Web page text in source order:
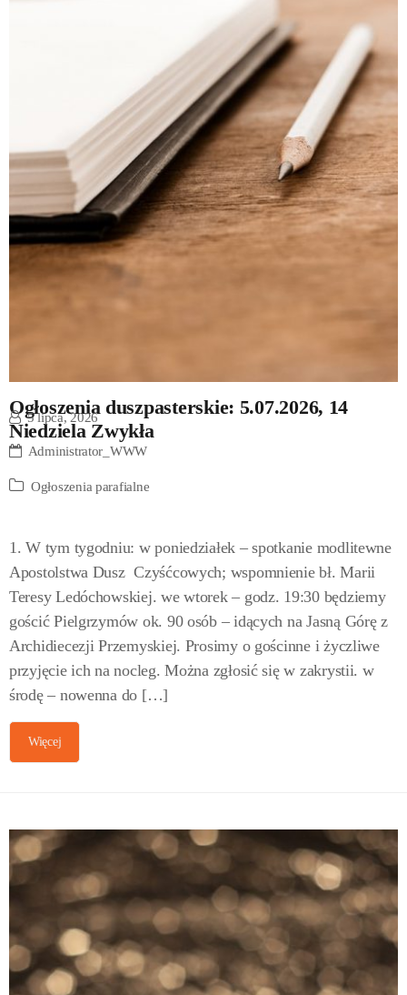
Ogłoszenia duszpasterskie: 5.07.2026, 14
Niedziela Zwykła
5 lipca, 2026
Administrator_WWW
Ogłoszenia parafialne
1. W tym tygodniu: w poniedziałek – spotkanie modlitewne
Apostolstwa Dusz Czyśćcowych; wspomnienie bł. Marii
Teresy Ledóchowskiej. we wtorek – godz. 19:30 będziemy
gościć Pielgrzymów ok. 90 osób – idących na Jasną Górę z
Archidiecezji Przemyskiej. Prosimy o gościnne i życzliwe
przyjęcie ich na nocleg. Można zgłosić się w zakrystii. w
środę – nowenna do […]
Więcej